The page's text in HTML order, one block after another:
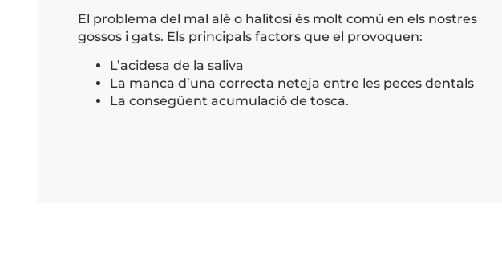
El problema del mal alè o halitosi és molt comú en els nostres
gossos i gats. Els principals factors que el provoquen:
L’acidesa de la saliva
La manca d’una correcta neteja entre les peces dentals
La consegüent acumulació de tosca.